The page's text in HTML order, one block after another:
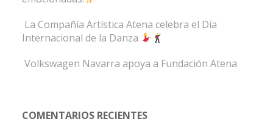
La Compañía Artística Atena celebra el Día
Internacional de la Danza
Volkswagen Navarra apoya a Fundación Atena
COMENTARIOS RECIENTES